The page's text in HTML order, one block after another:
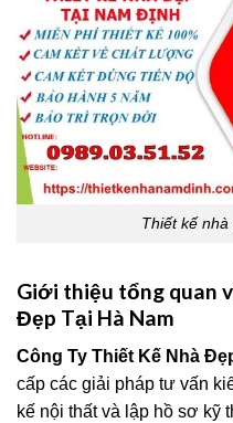
Thiết kế
Giới thiệu tổng quan
Đẹp Tại Hà Nam
Công Ty Thiết Kế Nhà
cấp các giải pháp tư vấn
kế nội thất và lập hồ sơ kỹ